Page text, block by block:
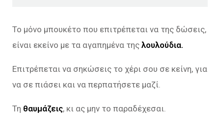
Το μόνο μπουκέτο που επιτρέπεται να της δώσεις,
είναι εκείνο με τα αγαπημένα της λουλούδια.
Επιτρέπεται να σηκώσεις το χέρι σου σε κείνη, για
να σε πιάσει και να περπατήσετε μαζί.
Τη θαυμάζεις, κι ας μην το παραδέχεσαι.